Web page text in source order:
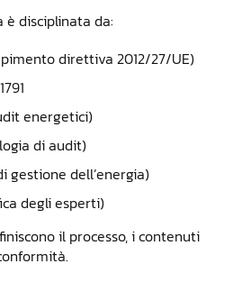
è disciplinata da:
direttiva 2012/27/UE)
energetici)
di audit)
gestione dell’energia)
degli esperti)
il processo, i contenuti